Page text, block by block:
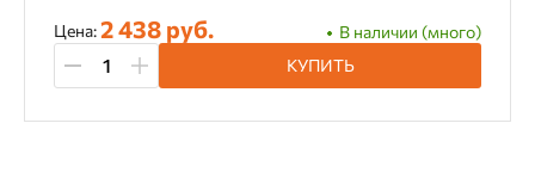
Цена:2 438 руб.
В наличии (много)
КУПИТЬ